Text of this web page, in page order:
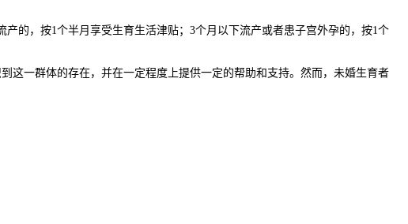
的，按1个半月享受生育生活津贴；3个月以下流产或者患子宫外孕的，按1个
一群体的存在，并在一定程度上提供一定的帮助和支持。然而，未婚生育者